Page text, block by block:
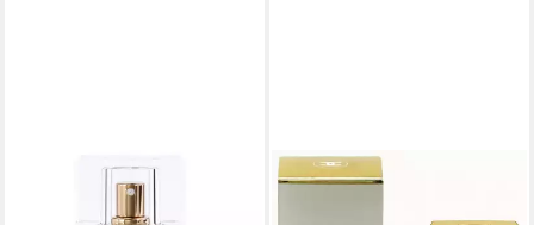
Eau de Parfum DREAM TO
CHANEL